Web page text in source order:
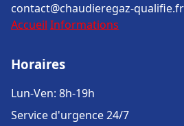
contact@chaudieregaz-qualifie.fr
Accueil Informations
Horaires
Lun-Ven: 8h-19h
Service d'urgence 24/7